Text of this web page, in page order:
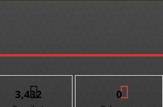
3,432 0